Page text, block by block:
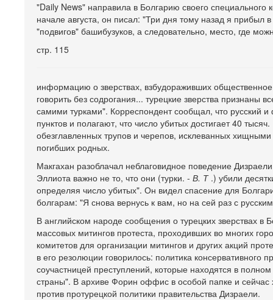
"Daily News" направила в Болгарию своего
начале августа, он писал: "Три дня тому назад я прибыл
"подвигов" башибузуков, а следовательно, место, где
стр. 115
информацию о зверствах, взбудораживших
говорить без содрогания... турецкие зверства признаны
самими турками". Корреспондент сообщал, что русский
пунктов и полагают, что число убитых достигает 40
обезглавленных трупов и черепов, исклеванных
погибших родных.
Макгахан разоблачал неблаговидное поведение
Эллиота важно не то, что они (турки. - В. Т.) убили
определяя число убитых". Он видел спасение для
болгарам: "Я снова вернусь к вам, но на сей раз с
В английском народе сообщения о турецких зверствах
массовых митингов протеста, проходивших во многих
комитетов для организации митингов и других акций
в его резолюции говорилось: политика консервативного
соучастницей преступлений, которые находятся в
страны". В архиве Форин оффис в особой папке и сейчас
против протурецкой политики правительства Дизраели.